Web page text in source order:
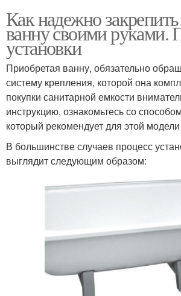
Как надежно
ванну своими руками.
установки
Приобретая ванну, обязательно
систему крепления, которой она
покупки санитарной емкости
инструкцию, ознакомьтесь со
который рекомендует для этой
В большинстве случаев процесс
выглядит следующим образом: